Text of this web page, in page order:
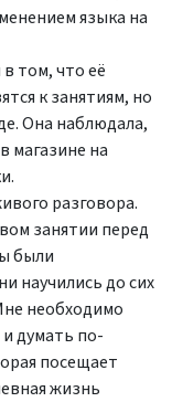
языка на
том, что её
к занятиям, но
Она наблюдала,
магазине на
разговора.
занятии перед
были
научились до сих
необходимо
думать по-
посещает
жизнь